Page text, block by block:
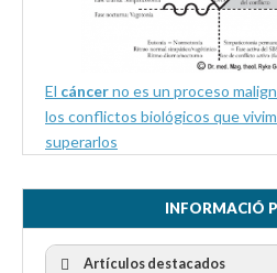
El cáncerno es un proceso
los conflictos biológicos que
superarlos
INFORMACIÓ
Artículos destacados